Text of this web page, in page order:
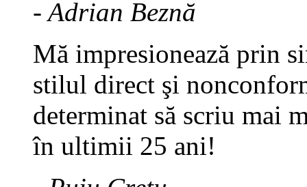
- Adrian Beznă
Mă impresionează prin
stilul direct şi
determinat să scriu mai
în ultimii 25 ani!